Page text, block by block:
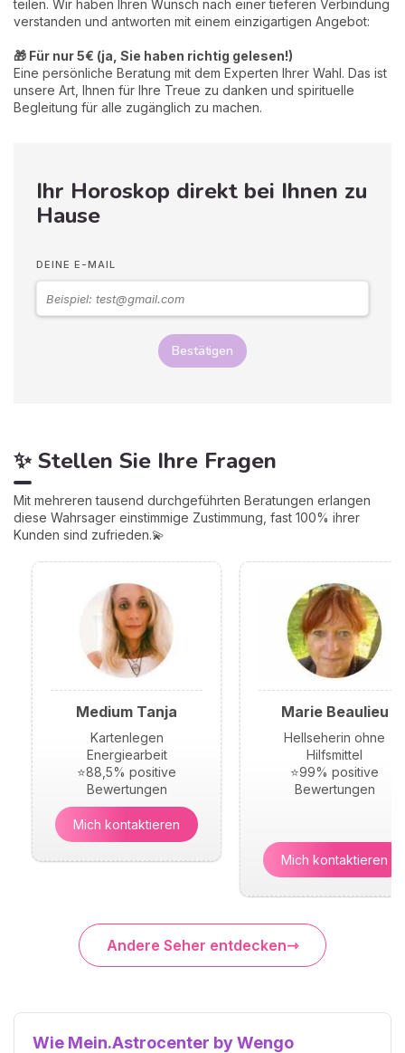
teilen. Wir haben Ihren Wunsch nach einer tieferen Verbindung
verstanden und antworten mit einem einzigartigen Angebot:
🎁 Für nur 5€ (ja, Sie haben richtig gelesen!)
Eine persönliche Beratung mit dem Experten Ihrer Wahl. Das ist
unsere Art, Ihnen für Ihre Treue zu danken und spirituelle
Begleitung für alle zugänglich zu machen.
Ihr Horoskop direkt bei Ihnen zu
Hause
DEINE E-MAIL
Bestätigen
✨ Stellen Sie Ihre Fragen
Mit mehreren tausend durchgeführten Beratungen erlangen
diese Wahrsager einstimmige Zustimmung, fast 100% ihrer
Kunden sind zufrieden.💫
Medium Tanja
Kartenlegen
Energiearbeit
⭐88,5% positive
Bewertungen
Mich kontaktieren
Marie Beaulieu
Hellseherin ohne
Hilfsmittel
⭐99% positive
Bewertungen
Mich kontaktieren
Andere Seher entdecken
Wie Mein.Astrocenter by Wengo